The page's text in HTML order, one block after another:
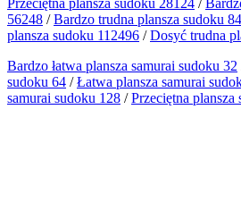
Przeciętna plansza sudoku 28124 /
56248 /Bardzo trudna plansza sudoku
plansza sudoku 112496 /Dosyć trudna
Bardzo łatwa plansza samurai sudoku 32
sudoku 64 /Łatwa plansza samurai
samurai sudoku 128 /Przeciętna